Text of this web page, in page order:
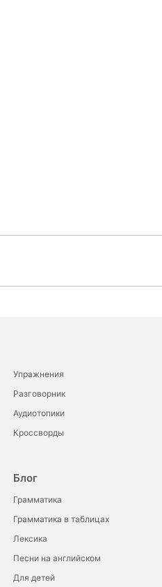
Упражнения
Разговорник
Аудиотопики
Кроссворды
Блог
Грамматика
Грамматика в таблицах
Лексика
Песни на английском
Для детей